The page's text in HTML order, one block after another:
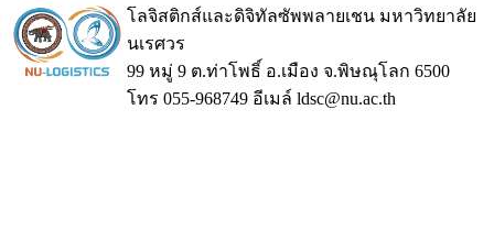
โลจิสติกส์และดิจิทัลซัพพลายเชน มหาวิทยาลัย
นเรศวร
99 หมู่ 9 ต.ท่าโพธิ์ อ.เมือง จ.พิษณุโลก 6500
โทร 055-968749 อีเมล์ ldsc@nu.ac.th